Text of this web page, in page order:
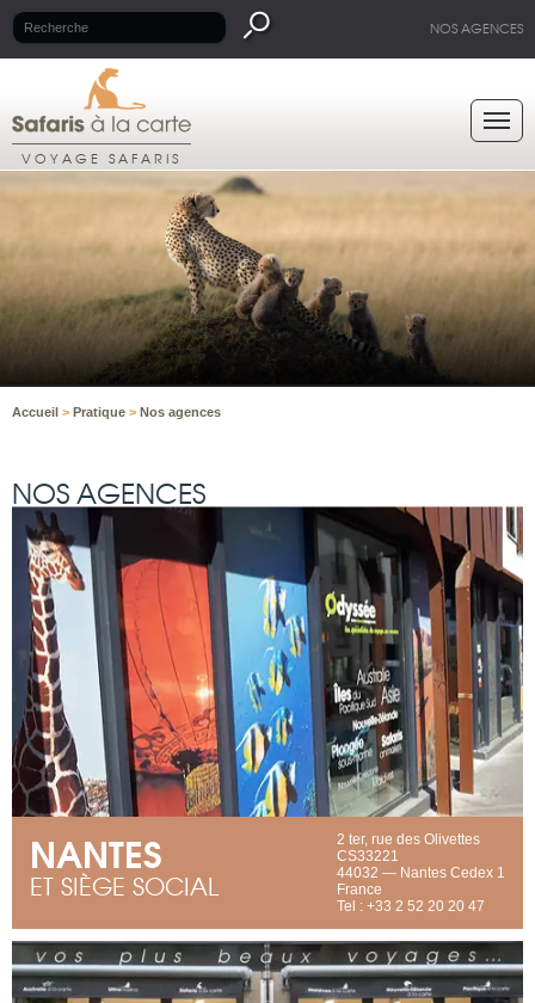
NOS AGENCES
VOYAGE SAFARIS
Accueil > Pratique > Nos agences
NOS AGENCES
NANTES
ET SIÈGE SOCIAL
2 ter, rue des Olivettes
CS33221
44032 — Nantes Cedex 1
France
Tel : +33 2 52 20 20 47